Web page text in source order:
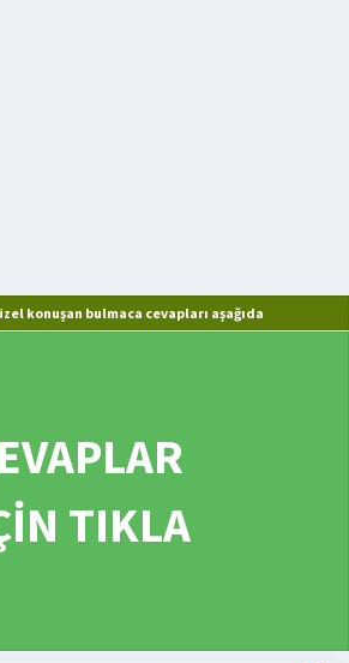
konuşan bulmaca cevapları aşağıda
TIKLA